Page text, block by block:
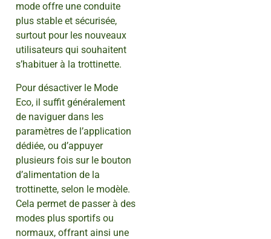
mode offre une conduite
plus stable et sécurisée,
surtout pour les nouveaux
utilisateurs qui souhaitent
s’habituer à la trottinette.
Pour désactiver le Mode
Eco, il suffit généralement
de naviguer dans les
paramètres de l’application
dédiée, ou d’appuyer
plusieurs fois sur le bouton
d’alimentation de la
trottinette, selon le modèle.
Cela permet de passer à des
modes plus sportifs ou
normaux, offrant ainsi une